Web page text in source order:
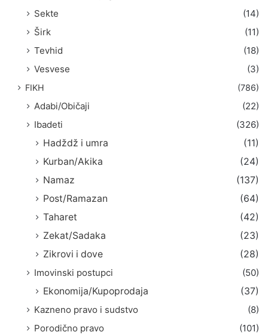
Sekte
(14)
Širk
(11)
Tevhid
(18)
Vesvese
(3)
FIKH (786)
Adabi/Običaji
(22)
Ibadeti
(326)
Hadždž i umra
(11)
Kurban/Akika
(24)
Namaz
(137)
Post/Ramazan
(64)
Taharet
(42)
Zekat/Sadaka
(23)
Zikrovi i dove
(28)
Imovinski postupci
(50)
Ekonomija/Kupoprodaja
(37)
Kazneno pravo i sudstvo
(8)
Porodično pravo
(101)